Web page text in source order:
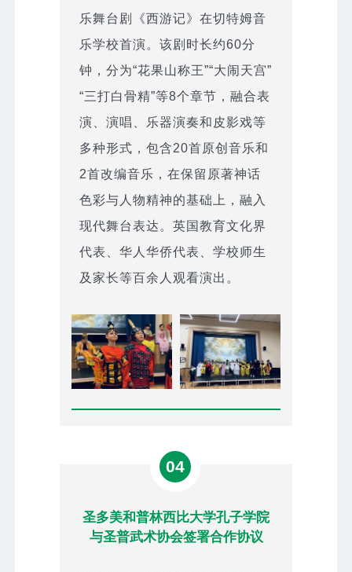
乐舞台剧《西游记》在切特姆音
乐学校首演。该剧时长约60分
钟，分为“花果山称王”“大闹天宫”
“三打白骨精”等8个章节，融合表
演、演唱、乐器演奏和皮影戏等
多种形式，包含20首原创音乐和
2首改编音乐，在保留原著神话
色彩与人物精神的基础上，融入
现代舞台表达。英国教育文化界
代表、华人华侨代表、学校师生
及家长等百余人观看演出。
04
圣多美和普林西比大学孔子学院
与圣普武术协会签署合作协议